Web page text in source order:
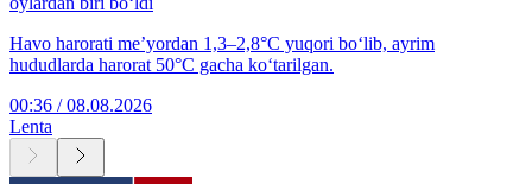
Havo harorati me’yordan 1,3–2,8°C yuqori bo‘lib, ayrim
hududlarda harorat 50°C gacha ko‘tarilgan.
00:36 / 08.08.2026
Lenta